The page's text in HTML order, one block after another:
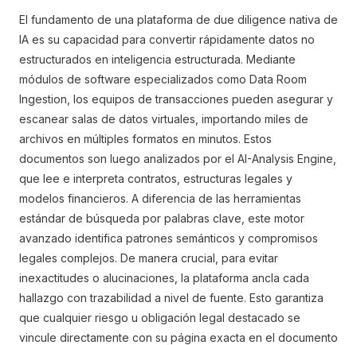
El fundamento de una plataforma de due diligence nativa de
IA es su capacidad para convertir rápidamente datos no
estructurados en inteligencia estructurada. Mediante
módulos de software especializados como Data Room
Ingestion, los equipos de transacciones pueden asegurar y
escanear salas de datos virtuales, importando miles de
archivos en múltiples formatos en minutos. Estos
documentos son luego analizados por el AI-Analysis Engine,
que lee e interpreta contratos, estructuras legales y
modelos financieros. A diferencia de las herramientas
estándar de búsqueda por palabras clave, este motor
avanzado identifica patrones semánticos y compromisos
legales complejos. De manera crucial, para evitar
inexactitudes o alucinaciones, la plataforma ancla cada
hallazgo con trazabilidad a nivel de fuente. Esto garantiza
que cualquier riesgo u obligación legal destacado se
vincule directamente con su página exacta en el documento